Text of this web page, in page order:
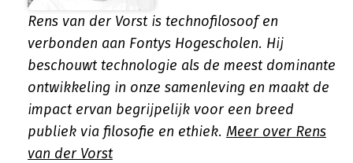
Rens van der Vorst is technofilosoof en
verbonden aan Fontys Hogescholen. Hij
beschouwt technologie als de meest dominante
ontwikkeling in onze samenleving en maakt de
impact ervan begrijpelijk voor een breed
publiek via filosofie en ethiek. Meer over Rens
van der Vorst